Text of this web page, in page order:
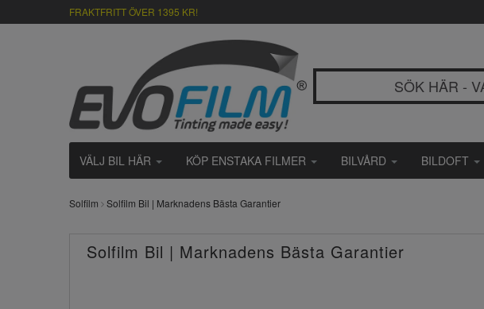
FRAKTFRITT ÖVER 1395 KR!
VÄLJ BIL HÄR KÖP ENSTAKA FILMER BILVÅRD BILDOFT
Solfilm Solfilm Bil | Marknadens Bästa Garantier
Solfilm Bil | Marknadens Bästa Garantier